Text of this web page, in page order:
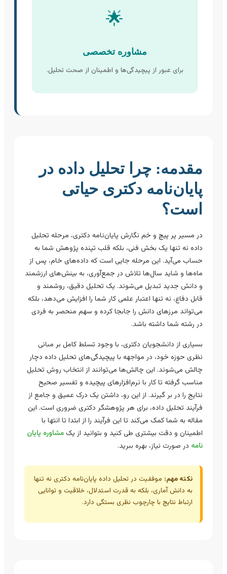
🌟
مشاوره تخصصی
برای عبور از پیچیدگی‌ها و اطمینان از صحت تحلیل.
مقدمه: چرا تحلیل داده در
پایان‌نامه دکتری حیاتی
است؟
در مسیر پر پیچ و خم نگارش پایان‌نامه دکتری، مرحله تحلیل
داده نه تنها یک بخش فنی، بلکه قلب تپنده پژوهش شما به
حساب می‌آید. این مرحله جایی است که داده‌های خام، پس از
ماه‌ها و شاید سال‌ها تلاش در جمع‌آوری، به بینش‌های ارزشمند
و دانش جدید تبدیل می‌شوند. یک تحلیل دقیق، روشمند و
قابل دفاع، نه تنها اعتبار علمی کار شما را افزایش می‌دهد، بلکه
می‌تواند مرزهای دانش را جابجا کرده و سهم منحصر به فردی
در رشته شما داشته باشد.
بسیاری از دانشجویان دکتری، با وجود تسلط کامل بر مبانی
نظری حوزه خود، در مواجهه با پیچیدگی‌های تحلیل داده دچار
چالش می‌شوند. این چالش‌ها می‌توانند از انتخاب روش تحلیل
مناسب گرفته تا کار با نرم‌افزارهای پیچیده و تفسیر صحیح
نتایج را در بر گیرند. از این رو، داشتن یک درک عمیق و جامع از
فرآیند تحلیل داده، برای هر پژوهشگر دکتری ضروری است. این
مقاله به شما کمک می‌کند تا این فرآیند را از ابتدا تا انتها با
اطمینان و دقت بیشتری طی کنید و بتوانید از یکمشاوره پایان
در صورت نیاز، بهره ببرید.
نکته مهم:موفقیت در تحلیل داده پایان‌نامه دکتری نه تنها
به دانش آماری، بلکه به قدرت استدلال، خلاقیت و توانایی
ارتباط نتایج با چارچوب نظری بستگی دارد.